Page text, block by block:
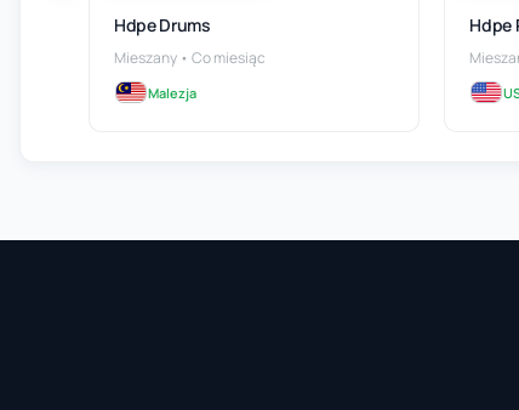
Hdpe Drums
Mieszany • Co miesiąc
Malezja
Hdpe